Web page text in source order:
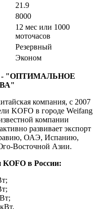
21.9
8000
12 мес или 1000
моточасов
Резервный
Эконом
- "ОПТИМАЛЬНОЕ
компания, с 2007
KOFO в городе Weifang
компании
развивает экспорт
ОАЭ, Испанию,
Восточной Азии.
KOFO в России: